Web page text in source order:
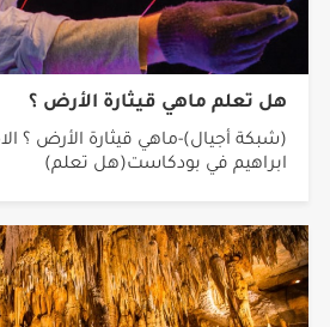
هل تعلم ماهي قيثارة الأرض ؟
(شبكة أجيال)-ماهي قيثارة الأرض ؟
ابراهيم في بودكاست(هل تعلم)